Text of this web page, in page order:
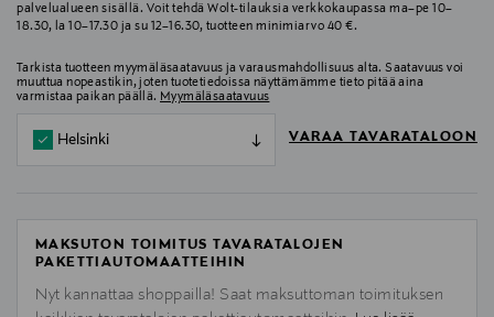
palvelualueen sisällä. Voit tehdä Wolt-tilauksia verkkokaupassa ma–pe 10–
18.30, la 10–17.30 ja su 12–16.30, tuotteen minimiarvo 40 €.
Tarkista tuotteen myymäläsaatavuus ja varausmahdollisuus alta. Saatavuus voi
muuttua nopeastikin, joten tuotetiedoissa näyttämämme tieto pitää aina
varmistaa paikan päällä. Myymäläsaatavuus
Helsinki VARAA TAVARATALOON
MAKSUTON TOIMITUS TAVARATALOJEN
PAKETTIAUTOMAATTEIHIN
Nyt kannattaa shoppailla! Saat maksuttoman toimituksen